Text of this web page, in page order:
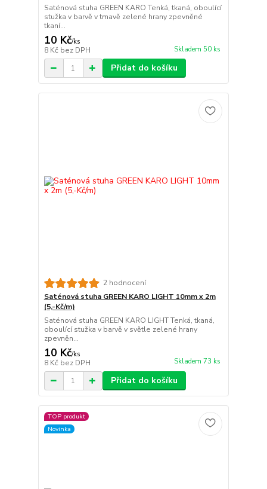
Saténová stuha GREEN KARO Tenká, tkaná, oboulící
stužka v barvě v tmavě zelené hrany zpevněné
tkaní...
10 Kč/ks
8 Kč bez DPH Skladem 50 ks
Přidat do košíku
2 hodnocení
Saténová stuha GREEN KARO LIGHT 10mm x 2m
(5,-Kč/m)
Saténová stuha GREEN KARO LIGHT Tenká, tkaná,
oboulící stužka v barvě v světle zelené hrany
zpevněn...
10 Kč/ks
8 Kč bez DPH Skladem 73 ks
Přidat do košíku
TOP produkt
Novinka